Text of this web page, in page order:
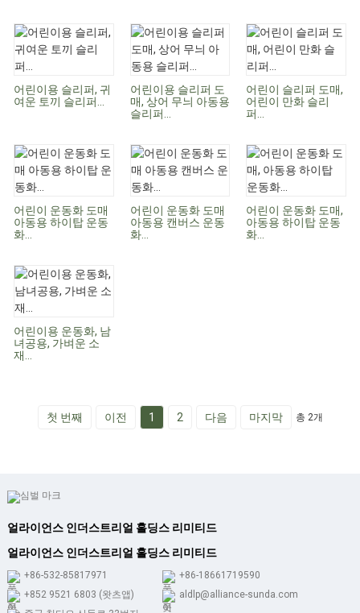
어린이용 슬리퍼, 귀
여운 토끼 슬리퍼...
어린이용 슬리퍼 도
매, 상어 무늬 아동용
슬리퍼...
어린이 슬리퍼 도매,
어린이 만화 슬리
퍼...
어린이 운동화 도매
아동용 하이탑 운동
화...
어린이 운동화 도매
아동용 캔버스 운동
화...
어린이 운동화 도매,
아동용 하이탑 운동
화...
어린이용 운동화, 남
녀공용, 가벼운 소
재...
첫 번째 이전 1 2 다음 마지막 총 2개
얼라이언스 인더스트리얼 홀딩스 리미티드
얼라이언스 인더스트리얼 홀딩스 리미티드
+86-532-85817971
+86-18661719590
+852 9521 6803 (왓츠앱)
aldlp@alliance-sunda.com